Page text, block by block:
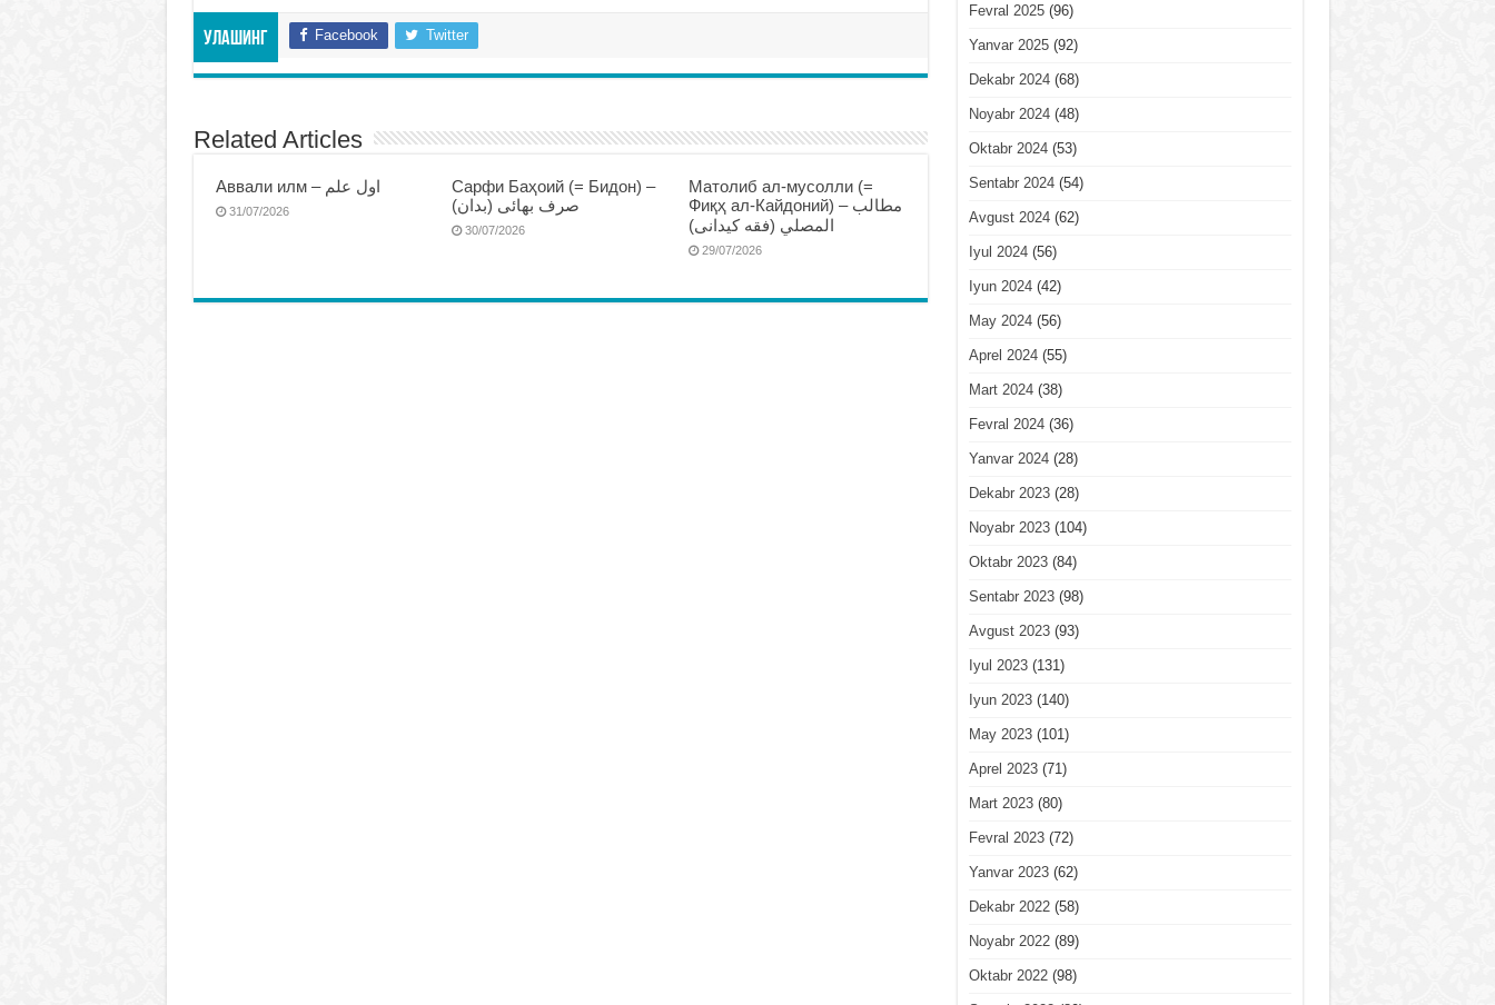
Улашинг Facebook Twitter
Related Articles
Аввали илм – اول علم
31/07/2026
Сарфи Баҳоий (= Бидон) –
صرف بهائى (بدان)
30/07/2026
Матолиб ал-мусолли (=
Фиқҳ ал-Кайдоний) – مطالب
المصلي (فقه كيدانى)
29/07/2026
Fevral 2025(96)
Yanvar 2025(92)
Dekabr 2024(68)
Noyabr 2024(48)
Oktabr 2024(53)
Sentabr 2024(54)
Avgust 2024(62)
Iyul 2024(56)
Iyun 2024(42)
May 2024(56)
Aprel 2024(55)
Mart 2024(38)
Fevral 2024(36)
Yanvar 2024(28)
Dekabr 2023(28)
Noyabr 2023(104)
Oktabr 2023(84)
Sentabr 2023(98)
Avgust 2023(93)
Iyul 2023(131)
Iyun 2023(140)
May 2023(101)
Aprel 2023(71)
Mart 2023(80)
Fevral 2023(72)
Yanvar 2023(62)
Dekabr 2022(58)
Noyabr 2022(89)
Oktabr 2022(98)